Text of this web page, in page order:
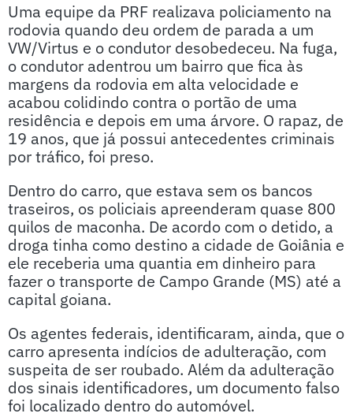
Uma equipe da PRF realizava policiamento na
rodovia quando deu ordem de parada a um
VW/Virtus e o condutor desobedeceu. Na fuga,
o condutor adentrou um bairro que fica às
margens da rodovia em alta velocidade e
acabou colidindo contra o portão de uma
residência e depois em uma árvore. O rapaz, de
19 anos, que já possui antecedentes criminais
por tráfico, foi preso.
Dentro do carro, que estava sem os bancos
traseiros, os policiais apreenderam quase 800
quilos de maconha. De acordo com o detido, a
droga tinha como destino a cidade de Goiânia e
ele receberia uma quantia em dinheiro para
fazer o transporte de Campo Grande (MS) até a
capital goiana.
Os agentes federais, identificaram, ainda, que o
carro apresenta indícios de adulteração, com
suspeita de ser roubado. Além da adulteração
dos sinais identificadores, um documento falso
foi localizado dentro do automóvel.